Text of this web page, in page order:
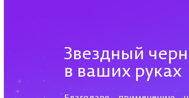
Звездный
в ваших руках